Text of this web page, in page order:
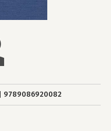
9789086920082